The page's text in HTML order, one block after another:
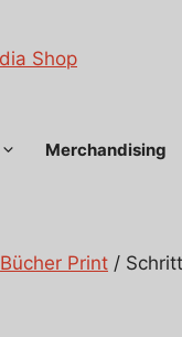
Merchandising
Bücher Print /